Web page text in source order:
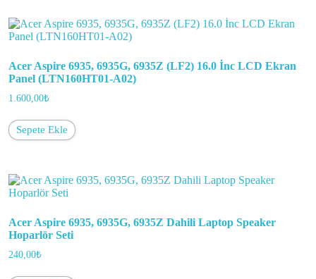
Acer Aspire 6935, 6935G, 6935Z (LF2) 16.0 İnc LCD Ekran
Panel (LTN160HT01-A02)
1.600,00₺
Sepete Ekle
Acer Aspire 6935, 6935G, 6935Z Dahili Laptop Speaker
Hoparlör Seti
240,00₺